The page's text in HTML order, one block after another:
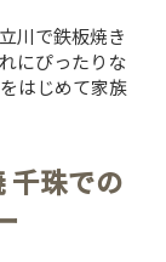
川で鉄板焼き
にぴったりな
はじめて家族
千珠での